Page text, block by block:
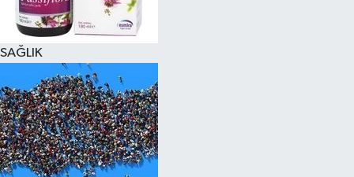
SAĞLIK